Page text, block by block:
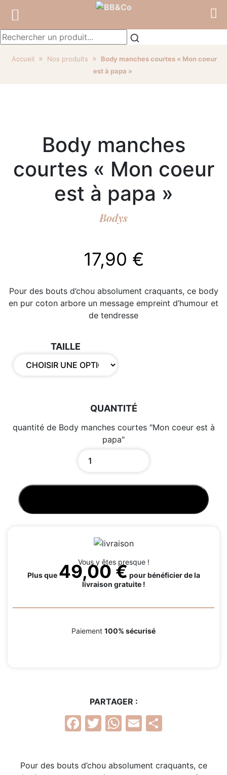
Accueil » Nos produits »
Body manches courtes « Mon coeur
est à papa »
Body manches
courtes « Mon coeur
est à papa »
Bodys
17,90 €
Pour des bouts d’chou absolument craquants, ce body
en pur coton arbore un message empreint d’humour et
de tendresse
TAILLE
quantité de Body manches courtes "Mon coeur est à
papa"
Vous y êtes presque !
Plus que 49,00€ pour bénéficier de la
livraison gratuite !
Paiement 100% sécurisé
PARTAGER :
Facebook
Twitter
WhatsApp
Email
Pour des bouts d’chou absolument craquants, ce